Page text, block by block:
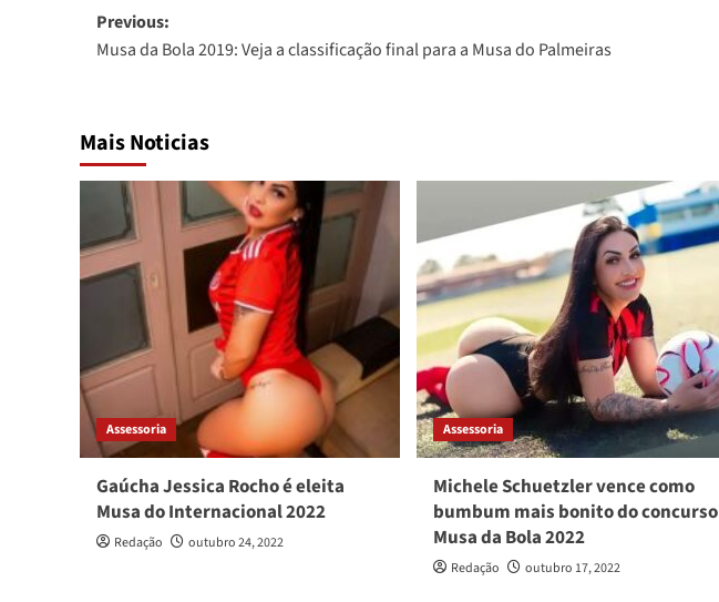
Post
navigation
Previous:
Musa da Bola 2019: Veja a classificação final para a Musa do Palmeiras
Mais Noticias
Assessoria
Gaúcha Jessica Rocho é eleita
Musa do Internacional 2022
Redação outubro 24, 2022
Assessoria
Michele Schuetzler vence como
bumbum mais bonito do concurso
Musa da Bola 2022
Redação outubro 17, 2022